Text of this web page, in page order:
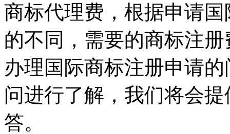
商标代理费，根据申请
的不同，需要的商标注
办理国际商标注册申请
问进行了解，我们将会
答。